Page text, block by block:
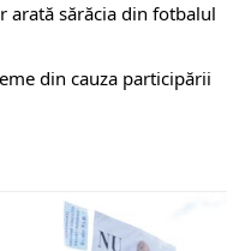
arată sărăcia din fotbalul
din cauza participării